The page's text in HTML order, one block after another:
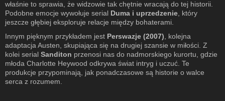
właśnie to sprawia, że widzowie tak chętnie wracają do tej historii.
Podobne emocje wywołuje serial Duma i uprzedzenie , który
jeszcze głębiej eksploruje relacje między bohaterami.
Innym pięknym przykładem jest Perswazje (2007) , kolejna
adaptacja Austen, skupiająca się na drugiej szansie w miłości. Z
kolei serial Sanditon przenosi nas do nadmorskiego kurortu, gdzie
młoda Charlotte Heywood odkrywa świat intryg i uczuć. Te
produkcje przypominają, jak ponadczasowe są historie o walce
serca z rozumem.